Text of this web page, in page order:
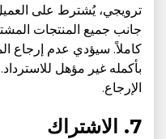
ترويجي، يُشترط على
جانب جميع المنتجات
كاملاً. سيؤدي عدم إرجاع
بأكمله غير مؤهل
الإرجاع.
7. الاشتراك